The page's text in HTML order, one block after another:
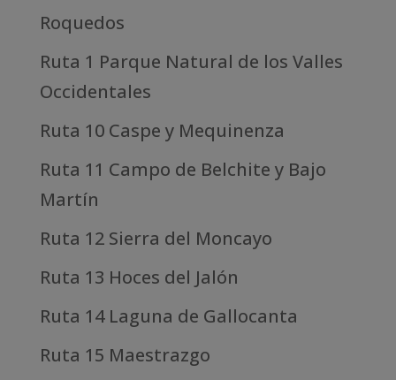
Roquedos
Ruta 1 Parque Natural de los Valles
Occidentales
Ruta 10 Caspe y Mequinenza
Ruta 11 Campo de Belchite y Bajo
Martín
Ruta 12 Sierra del Moncayo
Ruta 13 Hoces del Jalón
Ruta 14 Laguna de Gallocanta
Ruta 15 Maestrazgo